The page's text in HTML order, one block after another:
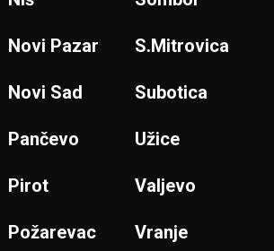
Novi Pazar
Novi Sad
Pančevo
Pirot
Požarevac
S.Mitrovica
Subotica
Užice
Valjevo
Vranje